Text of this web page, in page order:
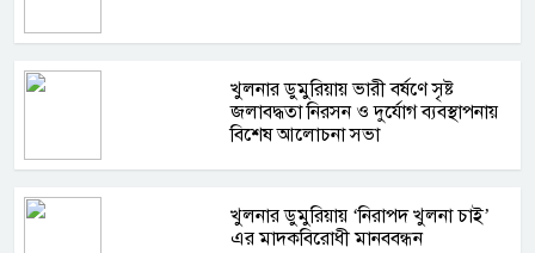
খুলনার ডুমুরিয়ায় ভারী বর্ষণে সৃষ্ট
জলাবদ্ধতা নিরসন ও দুর্যোগ ব্যবস্থাপনায়
বিশেষ আলোচনা সভা
খুলনার ডুমুরিয়ায় ‘নিরাপদ খুলনা চাই’
এর মাদকবিরোধী মানববন্ধন